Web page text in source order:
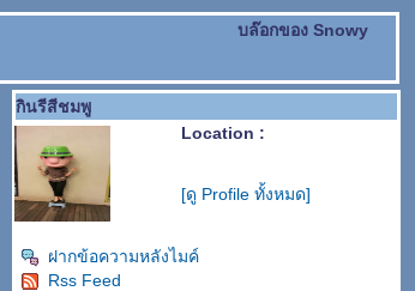
บล๊อกของ Snowy
กินรีสีชมพู
Location :
[ดู Profile ทั้งหมด]
ฝากข้อความหลังไมค์
Rss Feed